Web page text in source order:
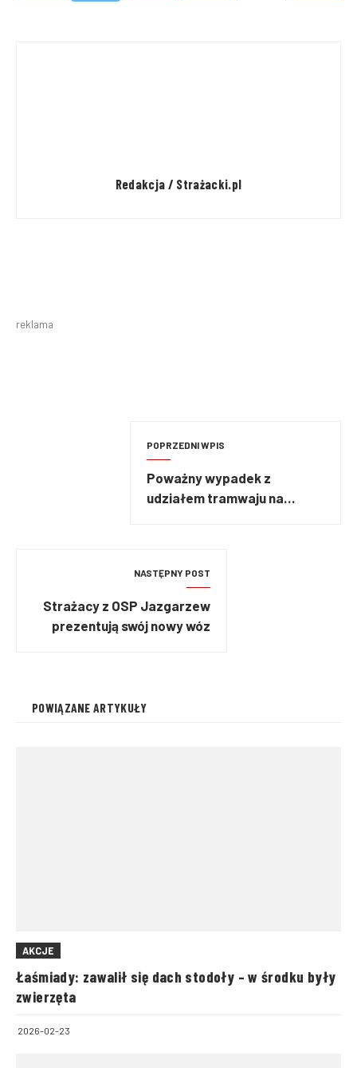
Redakcja / Strażacki.pl
reklama
POPRZEDNI WPIS
Poważny wypadek z
udziałem tramwaju na
NASTĘPNY POST
Strażacy z OSP Jazgarzew
prezentują swój nowy wóz
POWIĄZANE ARTYKUŁY
AKCJE
Łaśmiady: zawalił się dach stodoły – w środku były
zwierzęta
2026-02-23